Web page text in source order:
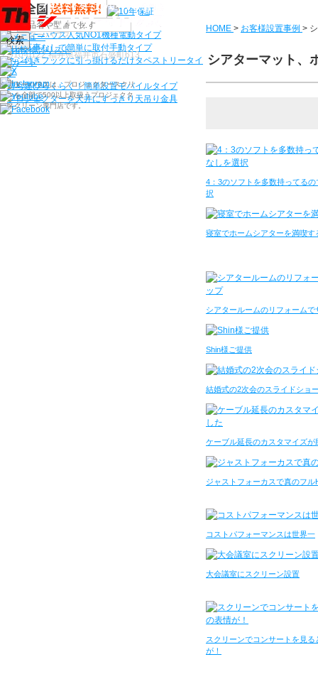
検索
HOME > お客様設置事例 >
シアターマット、
4：3のソフトを多数持ってる
択
寝室でホームシアターを満喫す
シアタールームのリフォームで
Shin様ご提供
結婚式の2次会のスライドショ
ケーブル延長のカスタマイズが
ジャストフォーカスで真のフル
コストパフォーマンスは世界一
大会議室にスクリーン設置
スクリーンでコンサートを見る
が！
機種から選ぶ
シアターハウス人気NO1機種電動タイプ
電源工事なしで簡単に取付手動タイプ
ネジ付きフックに引っ掛けるだけタペストリータイ
プ
持ち運びらくらく！簡単設置モバイルタイプ
プロジェクターを天井にすっきり 天吊り金具
〒910-0122 福井県福井市石盛町613
シアターハウスは、プロジェクタースクリ
ーンを全部で500以上取扱うプロジェクタ
ースクリーン専門店です。